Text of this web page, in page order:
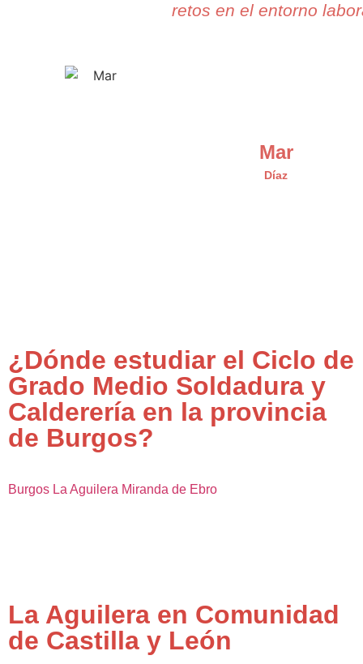
retos en el entorno
Mar
Díaz
¿Dónde estudiar el Ciclo de
Grado Medio Soldadura y
Calderería en la provincia
de Burgos?
Burgos La Aguilera Miranda de Ebro
La Aguilera en Comunidad
de Castilla y León